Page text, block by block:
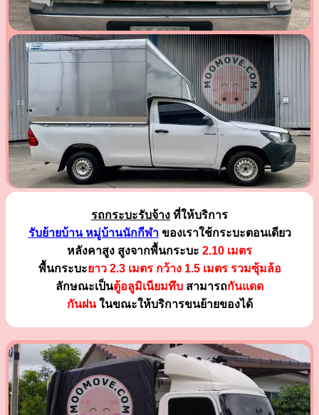
รถกระบะรับจ้าง ที่ให้บริการ
รับย้ายบ้าน หมู่บ้านนักกีฬาของเราใช้กระบะตอนเดียว
หลังคาสูง สูงจากพื้นกระบะ 2.10 เมตร
พื้นกระบะยาว 2.3 เมตร กว้าง 1.5 เมตร รวมซุ้มล้อ
ลักษณะเป็นตู้อลูมิเนียมทึบ สามารถกันแดด
กันฝนในขณะให้บริการขนย้ายของได้